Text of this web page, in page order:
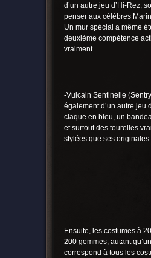
d’un autre jeu d’Hi-Rez,
penser aux célèbres
Un mur spécial a même
deuxième compétence
vraiment.
-Vulcain Sentinelle
également d’un autre jeu
claque en bleu, un
et surtout des tourelles
stylées que ses
Ensuite, les costumes à
200 gemmes, autant
correspond à tous les